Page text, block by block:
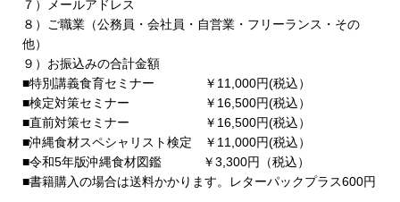
７）メールアドレス
８）ご職業（公務員・会社員・自営業・フリーランス・その
他）
９）お振込みの合計金額
■特別講義食育セミナー ￥11,000円(税込）
■検定対策セミナー ￥16,500円(税込）
■直前対策セミナー ￥16,500円(税込）
■沖縄食材スペシャリスト検定 ￥11,000円(税込）
■令和5年版沖縄食材図鑑 ￥3,300円（税込）
■書籍購入の場合は送料かかります。レターパックプラス600円